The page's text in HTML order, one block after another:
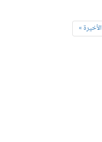
الأخيرة »